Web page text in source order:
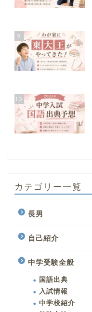
9
10
カテゴリー一覧
長男
自己紹介
中学受験全般
国語出典
入試情報
中学校紹介